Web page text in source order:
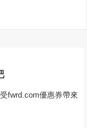
fwrd.com優惠券帶來